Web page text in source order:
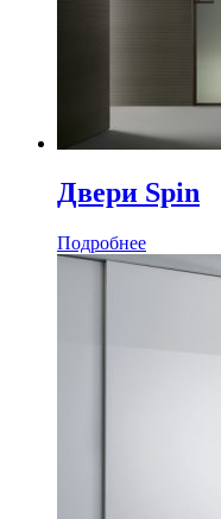
Двери Spin
Подробнее